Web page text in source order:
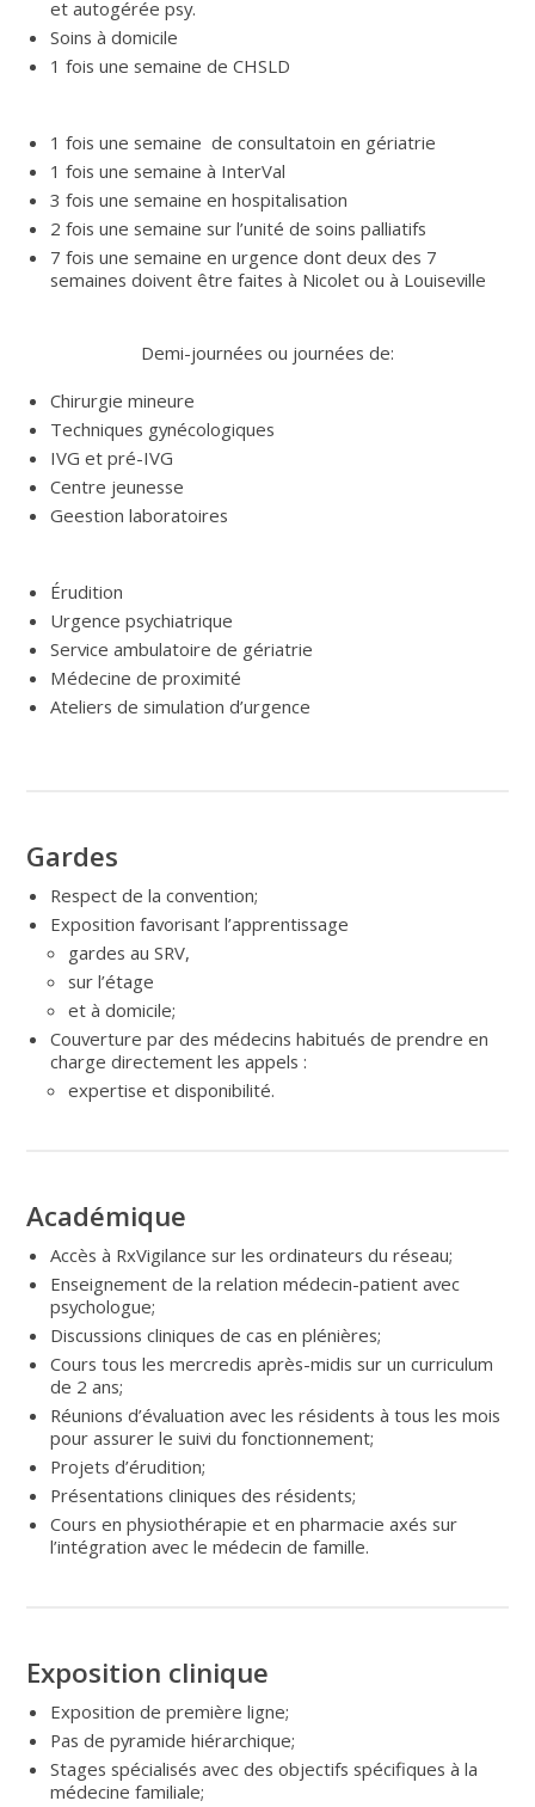
et autogérée psy.
Soins à domicile
1 fois une semaine de CHSLD
1 fois une semaine de consultatoin en gériatrie
1 fois une semaine à InterVal
3 fois une semaine en hospitalisation
2 fois une semaine sur l’unité de soins palliatifs
7 fois une semaine en urgence dont deux des 7
semaines doivent être faites à Nicolet ou à Louiseville
Demi-journées ou journées de:
Chirurgie mineure
Techniques gynécologiques
IVG et pré-IVG
Centre jeunesse
Geestion laboratoires
Érudition
Urgence psychiatrique
Service ambulatoire de gériatrie
Médecine de proximité
Ateliers de simulation d’urgence
Gardes
Respect de la convention;
Exposition favorisant l’apprentissage
gardes au SRV,
sur l’étage
et à domicile;
Couverture par des médecins habitués de prendre en
charge directement les appels :
expertise et disponibilité.
Académique
Accès à RxVigilance sur les ordinateurs du réseau;
Enseignement de la relation médecin-patient avec
psychologue;
Discussions cliniques de cas en plénières;
Cours tous les mercredis après-midis sur un curriculum
de 2 ans;
Réunions d’évaluation avec les résidents à tous les mois
pour assurer le suivi du fonctionnement;
Projets d’érudition;
Présentations cliniques des résidents;
Cours en physiothérapie et en pharmacie axés sur
l’intégration avec le médecin de famille.
Exposition clinique
Exposition de première ligne;
Pas de pyramide hiérarchique;
Stages spécialisés avec des objectifs spécifiques à la
médecine familiale;